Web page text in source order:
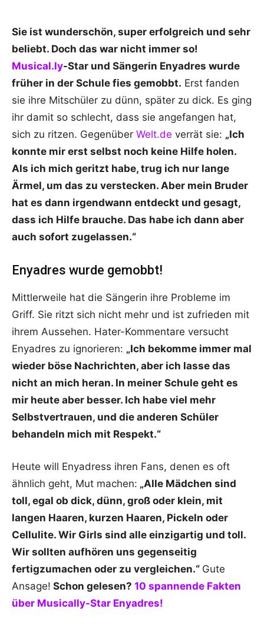
Sie ist wunderschön, super erfolgreich und sehr
beliebt. Doch das war nicht immer so!
Musical.ly-Star und Sängerin Enyadres wurde
früher in der Schule fies gemobbt. Erst fanden
sie ihre Mitschüler zu dünn, später zu dick. Es ging
ihr damit so schlecht, dass sie angefangen hat,
sich zu ritzen. Gegenüber Welt.de verrät sie: „Ich
konnte mir erst selbst noch keine Hilfe holen.
Als ich mich geritzt habe, trug ich nur lange
Ärmel, um das zu verstecken. Aber mein Bruder
hat es dann irgendwann entdeckt und gesagt,
dass ich Hilfe brauche. Das habe ich dann aber
auch sofort zugelassen.“
Enyadres wurde gemobbt!
Mittlerweile hat die Sängerin ihre Probleme im
Griff. Sie ritzt sich nicht mehr und ist zufrieden mit
ihrem Aussehen. Hater-Kommentare versucht
Enyadres zu ignorieren: „Ich bekomme immer mal
wieder böse Nachrichten, aber ich lasse das
nicht an mich heran. In meiner Schule geht es
mir heute aber besser. Ich habe viel mehr
Selbstvertrauen, und die anderen Schüler
behandeln mich mit Respekt.“
Heute will Enyadress ihren Fans, denen es oft
ähnlich geht, Mut machen: „Alle Mädchen sind
toll, egal ob dick, dünn, groß oder klein, mit
langen Haaren, kurzen Haaren, Pickeln oder
Cellulite. Wir Girls sind alle einzigartig und toll.
Wir sollten aufhören uns gegenseitig
fertigzumachen oder zu vergleichen.“ Gute
Ansage! Schon gelesen? 10 spannende Fakten
über Musically-Star Enyadres!